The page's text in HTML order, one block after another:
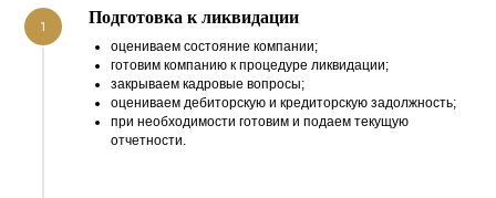
1 Подготовка к ликвидации
оцениваем состояние компании;
готовим компанию к процедуре ликвидации;
закрываем кадровые вопросы;
оцениваем дебиторскую и кредиторскую задолжность;
при необходимости готовим и подаем текущую
отчетности.